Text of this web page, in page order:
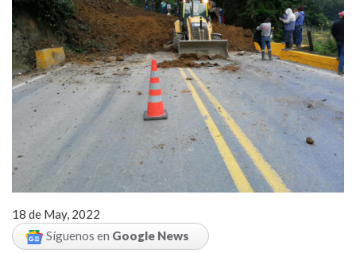
18 de May, 2022
Síguenos en Google News